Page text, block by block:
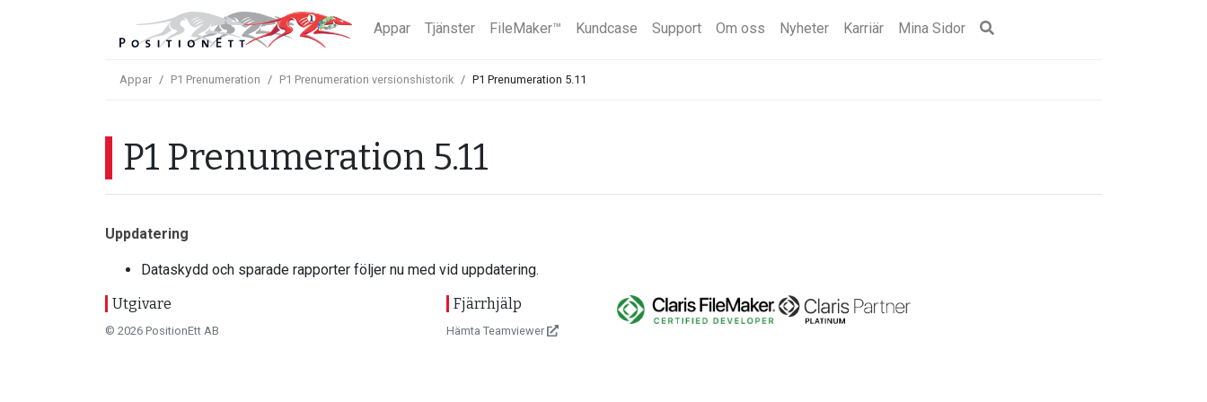
Appar Tjänster FileMaker™ Kundcase Support Om oss Nyheter Karriär Mina Sidor
Appar P1 Prenumeration P1 Prenumeration versionshistorik P1 Prenumeration 5.11
P1 Prenumeration 5.11
Uppdatering
Dataskydd och sparade rapporter följer nu med vid uppdatering.
Utgivare
© 2026 PositionEtt AB
Fjärrhjälp
Hämta Teamviewer